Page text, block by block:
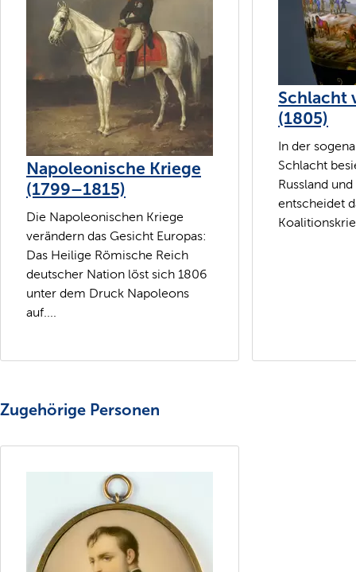
Napoleonische Kriege
(1799–1815)
Die Napoleonischen Kriege
verändern das Gesicht Europas:
Das Heilige Römische Reich
deutscher Nation löst sich 1806
unter dem Druck Napoleons
auf....
Schlacht
(1805)
In der
Schlacht
Russland
entscheidet
Zugehörige Personen